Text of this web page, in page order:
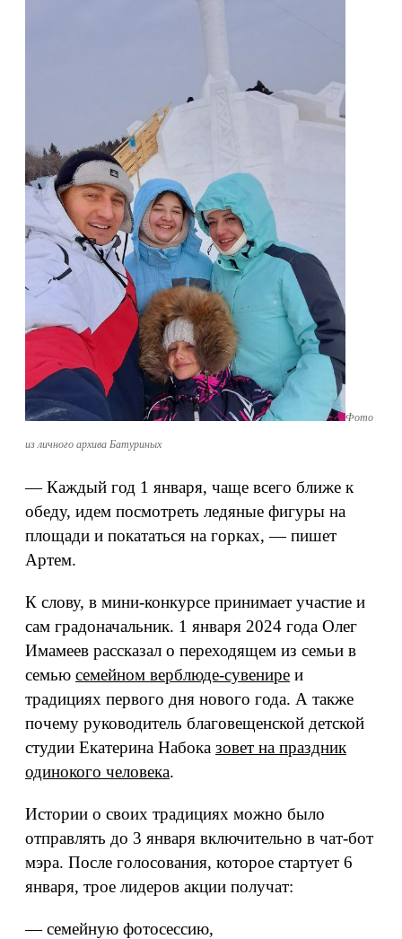
Фото
из личного архива Батуриных
— Каждый год 1 января, чаще всего ближе к
обеду, идем посмотреть ледяные фигуры на
площади и покататься на горках, — пишет
Артем.
К слову, в мини-конкурсе принимает участие и
сам градоначальник. 1 января 2024 года Олег
Имамеев рассказал о переходящем из семьи в
семью семейном верблюде-сувенире и
традициях первого дня нового года. А также
почему руководитель благовещенской детской
студии Екатерина Набока зовет на праздник
одинокого человека.
Истории о своих традициях можно было
отправлять до 3 января включительно в чат-бот
мэра. После голосования, которое стартует 6
января, трое лидеров акции получат:
— семейную фотосессию,